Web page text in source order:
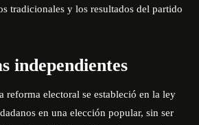
tradicionales y los resultados del partido
independientes
reforma electoral se estableció en la ley
en una elección popular, sin ser